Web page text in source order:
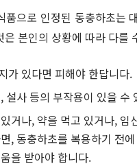
품으로 인정된 동충하초는
은 본인의 상황에 따라 다를
가 있다면 피해야 한답니다.
설사 등의 부작용이 있을 수
거나, 약을 먹고 있거나, 임
, 동충하초를 복용하기 전
을 받아야 합니다.